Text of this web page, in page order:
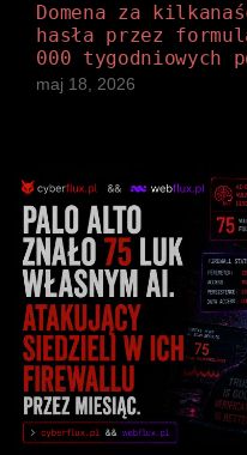
Domena za
hasła przez
000 tygodniowych
maj 18, 2026